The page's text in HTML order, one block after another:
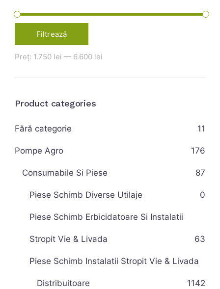
Filtrează
Preț: 1.750 lei — 6.600 lei
Product categories
Fără categorie 11
Pompe Agro 176
Consumabile Si Piese 87
Piese Schimb Diverse Utilaje 0
Piese Schimb Erbicidatoare Si Instalatii
Stropit Vie & Livada 63
Piese Schimb Instalatii Stropit Vie & Livada
42
Distribuitoare 11